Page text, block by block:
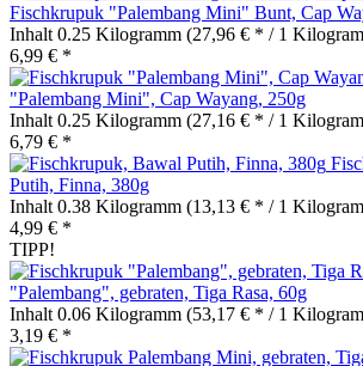
Fischkrupuk "Palembang Mini" Bunt, Cap
Inhalt 0.25 Kilogramm (27,96 € * / 1
6,99 € *
"Palembang Mini", Cap Wayang, 250g
Inhalt 0.25 Kilogramm (27,16 € * / 1
6,79 € *
Putih, Finna, 380g
Inhalt 0.38 Kilogramm (13,13 € * / 1
4,99 € *
TIPP!
"Palembang", gebraten, Tiga Rasa, 60g
Inhalt 0.06 Kilogramm (53,17 € * / 1
3,19 € *